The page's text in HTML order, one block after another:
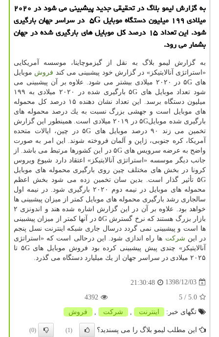
به گزارش لیمو بلاگ در تحقیقی جدید پیشبینی می شود در ۲۰۲۰
میلادی ۱۹۹ میلیون دستگاه موبایل ۵G در سراسر جهان بارگیری
شود. این تعداد ۱۵ درصد كل موبایل های بارگیری شده در جهان
بشمار می رود.
به گزارش لیمو بلاگ به نقل از گیزموچاینا، موسسه آمریكایی
«استراتژی آنالایتیكز» در گزارش خود پیشبینی می كند فروش موبایل
های ۵G در ۲۰۲۰ میلادی بیشتر می شود. علاوه بر آن پیشبینی می
شود تعداد موبایل های ۵G بارگیری شده در ۲۰۲۰ میلادی به ۱۹۹
میلیون دستگاه برسد. این تعداد نشان دهنده ۱۵ درصد كل محموله
های موبایل است و جهشی بزرگ نسبت به یك درصد محموله های
بارگیری شده موبایل۵G در ۲۰۱۹ میلادی است. همینطور این گزارش
تخمین می زند ۹۰ درصد موبایل های ۵G در چین، ایالات متحده
آمریكا، كره جنوبی، ژاپن و آلمان فروخته شوند. این امر به صورت
واضح به عرضه سرویس های ۵G در این كشورها مرتبط می باشد. از
جانب دیگر موسسه «استراتژی آنالایتیكز» اعتقاد دارد شیوع ویروس
كرونا در بخش های مختلف چین روی بارگیری محموله های موبایل
۵G تأثیر گذار است. بدین سان تخمین زده می شود بخش اعظم
محموله های موبایل در نیمه دوم ۲۰۲۰ بارگیری شود. در نیمه اول
سالجاری رشد بارگیری محموله های موبایل كمتر از میزان پیشبینی ها
خواهد بود. علاوه بر آن در این گزارش اشاره شده هند و اندونزی ۲
بازار بزرگ هستند كه نرخ گسترش ۵G در آنها كمتر از میزان پیشبینی
ها است و پیشبینی نمی گردد درسال جاری شبكه اینترنت نسل پنجم
در این شركت ها راه اندازی شود. این درحالی است كه «استراتژی
آنالایتیكز» چندی پیش پیشبینی كرده بود فروش موبایل های ۵G تا
۲۰۲۵ میلادی در سراسر جهان از یك میلیارد دستگاه می گذرد.
1398/12/03
21:30:48
5.0
/ 5
4392
تگهای خبر:
اینترنت شركت فروش
این مطلب لیمو بلاگ را می پسندید؟ (1)
(0)